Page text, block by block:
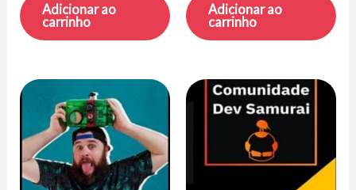
Adicionar ao
carrinho
Adicionar ao
carrinho